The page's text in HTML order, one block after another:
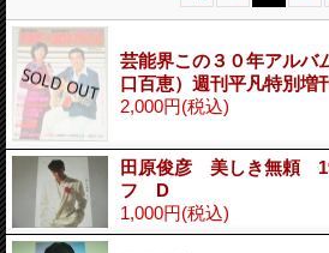
芸能界この３０年アルバ
口百恵）週刊平凡特別増
2,000円(税込)
田原俊彦 美しき無頼
フ D
1,000円(税込)